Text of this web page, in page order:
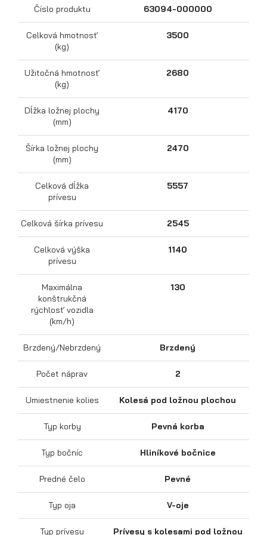
Prepravníky motocyklov
Výklopné prívesy
Číslo produktu 63094-000000
Celková hmotnosť
(kg)
3500
Užitočná hmotnosť
(kg)
2680
Dĺžka ložnej plochy
(mm)
4170
Šírka ložnej plochy
(mm)
2470
Celková dĺžka
prívesu
5557
Celková šírka prívesu 2545
Celková výška
prívesu
1140
Maximálna
konštrukčná
rýchlosť vozidla
(km/h)
130
Brzdený/Nebrzdený Brzdený
Počet náprav 2
Umiestnenie kolies Kolesá pod ložnou plochou
Typ korby Pevná korba
Typ bočníc Hliníkové bočnice
Predné čelo Pevné
Typ oja V-oje
Typ prívesu Prívesy s kolesami pod ložnou